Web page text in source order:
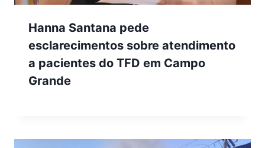
Hanna Santana pede
esclarecimentos sobre atendimento
a pacientes do TFD em Campo
Grande